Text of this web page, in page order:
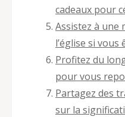
cadeaux pour
Assistez à une
l’église si vous
Profitez du
pour vous
Partagez des
sur la